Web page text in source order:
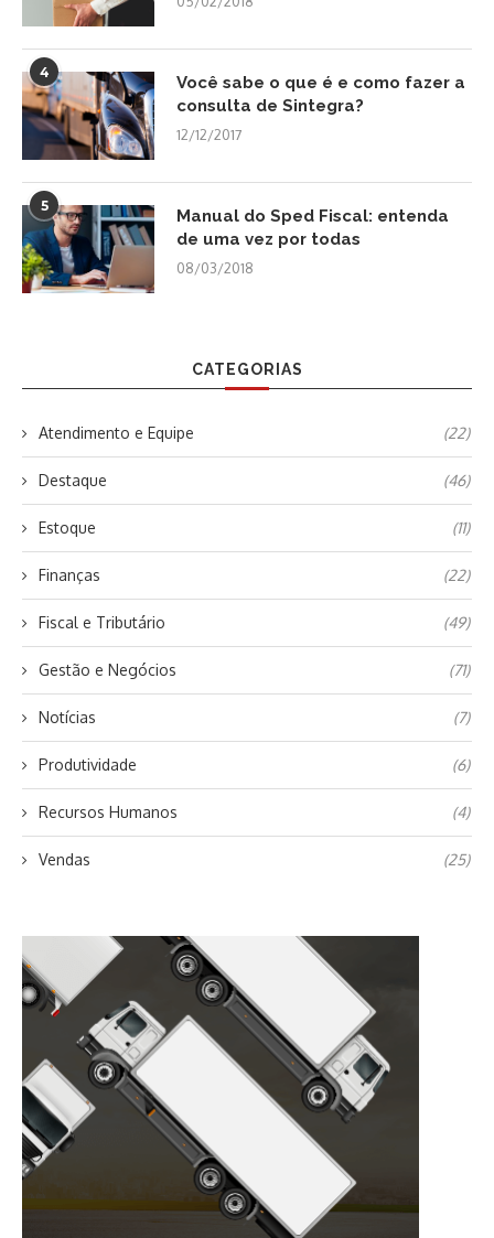
4
Você sabe o que é e como fazer a
consulta de Sintegra?
12/12/2017
5
Manual do Sped Fiscal: entenda
de uma vez por todas
08/03/2018
CATEGORIAS
Atendimento e Equipe (22)
Destaque (46)
Estoque (11)
Finanças (22)
Fiscal e Tributário (49)
Gestão e Negócios (71)
Notícias (7)
Produtividade (6)
Recursos Humanos (4)
Vendas (25)